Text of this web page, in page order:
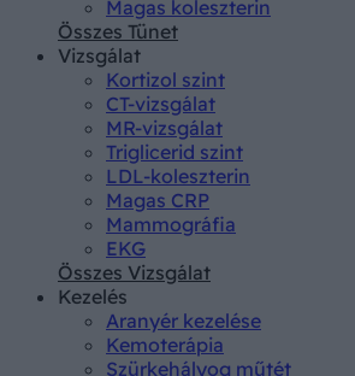
Magas koleszterin
Összes Tünet
Vizsgálat
Kortizol szint
CT-vizsgálat
MR-vizsgálat
Triglicerid szint
LDL-koleszterin
Magas CRP
Mammográfia
EKG
Összes Vizsgálat
Kezelés
Aranyér kezelése
Kemoterápia
Szürkehályog műtét